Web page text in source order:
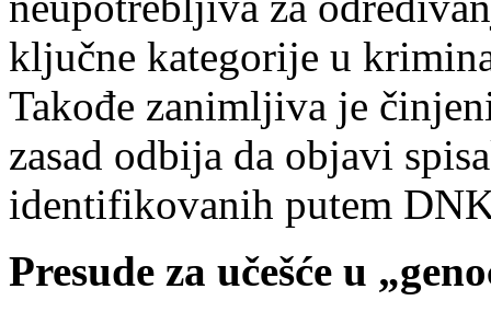
ključne kategorije u
Takođe zanimljiva je
zasad odbija da objavi
identifikovanih putem
Presude za učešće u